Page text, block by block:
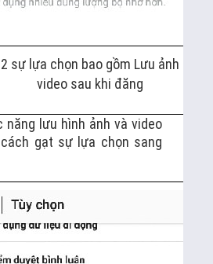
sự lựa chọn bao gồm Lưu ảnh gốc
video sau khi đăng
năng lưu hình ảnh và video
gạt sự lựa chọn sang